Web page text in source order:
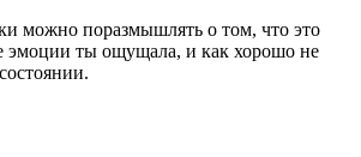
можно поразмышлять о том, что это
эмоции ты ощущала, и как хорошо не